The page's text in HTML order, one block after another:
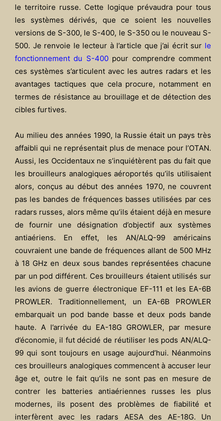
le territoire russe. Cette logique prévaudra pour tous
les systèmes dérivés, que ce soient les nouvelles
versions de S-300, le S-400, le S-350 ou le nouveau S-
500. Je renvoie le lecteur à l’article que j’ai écrit sur le
fonctionnement du S-400pour comprendre comment
ces systèmes s’articulent avec les autres radars et les
avantages tactiques que cela procure, notamment en
termes de résistance au brouillage et de détection des
cibles furtives.
Au milieu des années 1990, la Russie était un pays très
affaibli qui ne représentait plus de menace pour l’OTAN.
Aussi, les Occidentaux ne s’inquiétèrent pas du fait que
les brouilleurs analogiques aéroportés qu’ils utilisaient
alors, conçus au début des années 1970, ne couvrent
pas les bandes de fréquences basses utilisées par ces
radars russes, alors même qu’ils étaient déjà en mesure
de fournir une désignation d’objectif aux systèmes
antiaériens. En effet, les AN/ALQ-99 américains
couvraient une bande de fréquences allant de 500 MHz
à 18 GHz en deux sous bandes représentées chacune
par un pod différent. Ces brouilleurs étaient utilisés sur
les avions de guerre électronique EF-111 et les EA-6B
PROWLER. Traditionnellement, un EA-6B PROWLER
embarquait un pod bande basse et deux pods bande
haute. A l’arrivée du EA-18G GROWLER, par mesure
d’économie, il fut décidé de réutiliser les pods AN/ALQ-
99 qui sont toujours en usage aujourd’hui. Néanmoins
ces brouilleurs analogiques commencent à accuser leur
âge et, outre le fait qu’ils ne sont pas en mesure de
contrer les batteries antiaériennes russes les plus
modernes, ils posent des problèmes de fiabilité et
interfèrent avec les radars AESA des AE-18G. Un